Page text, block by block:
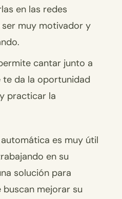
en las redes
ser muy motivador y
cantar junto a
te da la oportunidad
practicar la
es muy útil
en su
solución para
mejorar su